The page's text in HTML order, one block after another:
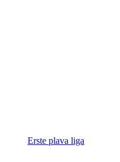
Erste plava liga